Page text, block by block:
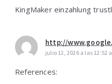
KingMaker einzahlung
http://
julio 12, 2026 a las 12:52
References: